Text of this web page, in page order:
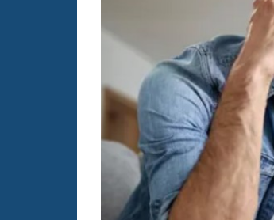
रुबीना
दिलैक
का
आया
रिएक्शन